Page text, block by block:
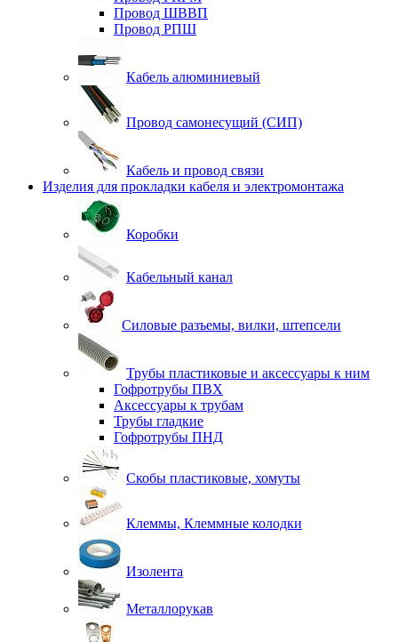
Провод ШВВП
Провод РПШ
Кабель алюминиевый
Провод самонесущий (СИП)
Кабель и провод связи
Изделия для прокладки кабеля и электромонтажа
Коробки
Кабельный канал
Силовые разъемы, вилки, штепсели
Трубы пластиковые и аксессуары к ним
Гофротрубы ПВХ
Аксессуары к трубам
Трубы гладкие
Гофротрубы ПНД
Скобы пластиковые, хомуты
Клеммы, Клеммные колодки
Изолента
Металлорукав